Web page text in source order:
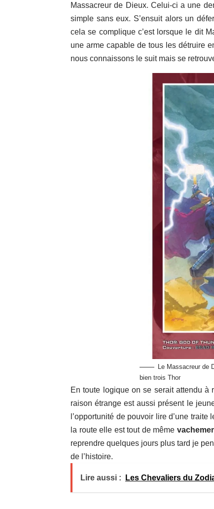
Massacreur de Dieux. Celui-ci a une
simple sans eux. S’ensuit alors un
cela se complique c’est lorsque le dit
une arme capable de tous les détruire
nous connaissons le suit mais se
Le Massacreur de
bien trois Thor
En toute logique on se serait attendu à
raison étrange est aussi présent le
l’opportunité de pouvoir lire d’une
la route elle est tout de même
reprendre quelques jours plus tard je
de l’histoire.
Lire aussi : Les Chevaliers du